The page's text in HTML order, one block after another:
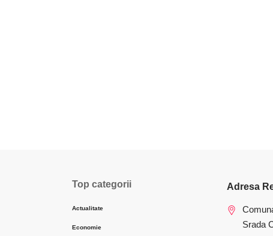
Top categorii
Actualitate
Economie
Adresa
Srada